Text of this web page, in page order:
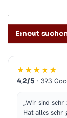
Erneut suchen
★★★★★
4,2/5 · 393
„Wir sind
Hat alles sehr